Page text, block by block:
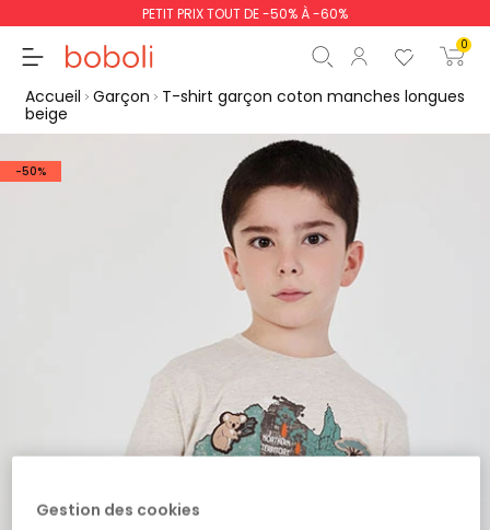
PETIT PRIX TOUT DE -50% À -60%
0
Commencer la
Accueil Garçon
T-shirt garçon coton manches longues
beige
-50%
Gestion des cookies